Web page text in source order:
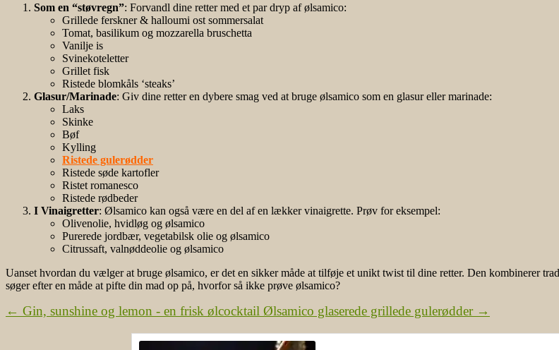
Som en “støvregn”: Forvandl dine retter med et par dryp af ølsamico:
Grillede ferskner & halloumi ost sommersalat
Tomat, basilikum og mozzarella bruschetta
Vanilje is
Svinekoteletter
Grillet fisk
Ristede blomkåls ‘steaks’
Glasur/Marinade: Giv dine retter en dybere smag ved at bruge ølsamico som en glasur eller marinade:
Laks
Skinke
Bøf
Kylling
Ristede gulerødder
Ristede søde kartofler
Ristet romanesco
Ristede rødbeder
I Vinaigretter: Ølsamico kan også være en del af en lækker vinaigrette. Prøv for eksempel:
Olivenolie, hvidløg og ølsamico
Purerede jordbær, vegetabilsk olie og ølsamico
Citrussaft, valnøddeolie og ølsamico
Uanset hvordan du vælger at bruge ølsamico, er det en sikker måde at tilføje et unikt twist til dine retter. Den kombinerer
søger efter en måde at pifte din mad op på, hvorfor så ikke prøve ølsamico?
← Gin, sunshine og lemon - en frisk ølcocktail Ølsamico glaserede grillede gulerødder→